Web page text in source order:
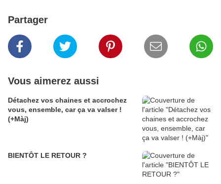
Partager
Vous aimerez aussi
Détachez vos chaines et accrochez
vous, ensemble, car ça va valser !
(+Màj)
BIENTÔT LE RETOUR ?